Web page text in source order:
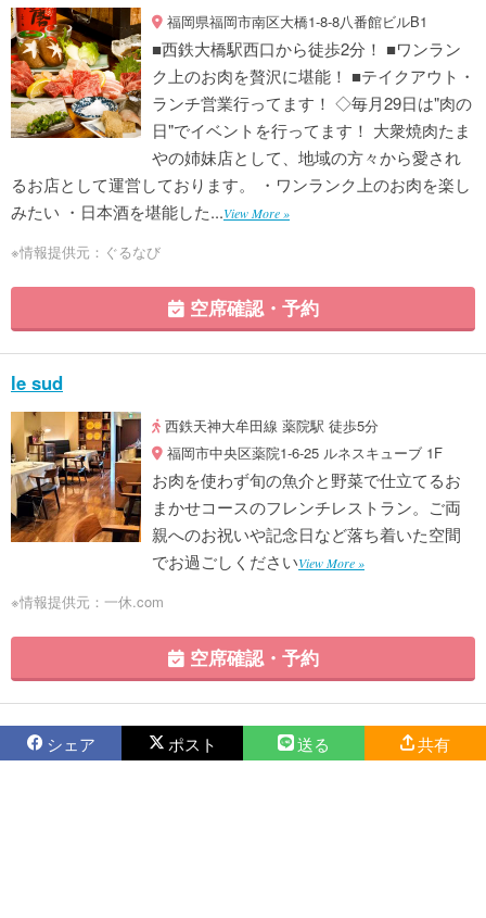
福岡県福岡市南区大橋1-8-8八番館ビルB1
■西鉄大橋駅西口から徒歩2分！ ■ワンラン
ク上のお肉を贅沢に堪能！ ■テイクアウト・
ランチ営業行ってます！ ◇毎月29日は"肉の
日"でイベントを行ってます！ 大衆焼肉たま
やの姉妹店として、地域の方々から愛され
るお店として運営しております。 ・ワンランク上のお肉を楽し
みたい ・日本酒を堪能した...View More »
※情報提供元：ぐるなび
空席確認・予約
le sud
西鉄天神大牟田線 薬院駅 徒歩5分
福岡市中央区薬院1-6-25 ルネスキューブ 1F
お肉を使わず旬の魚介と野菜で仕立てるお
まかせコースのフレンチレストラン。ご両
親へのお祝いや記念日など落ち着いた空間
でお過ごしくださいView More »
※情報提供元：一休.com
空席確認・予約
シェア ポスト 送る 共有